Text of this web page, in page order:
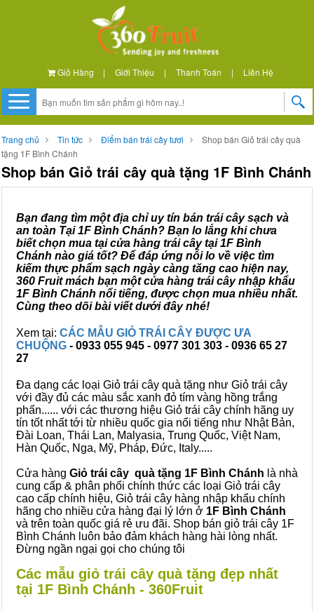
Giỏ Hàng | Giới Thiệu | Thanh Toán | Liên Hệ
Trang chủ Tin tức Điểm bán trái cây tươi
Shop bán Giỏ trái cây quà
tặng 1F Bình Chánh
Shop bán Giỏ trái cây quà tặng 1F Bình Chánh
Bạn đang tìm một địa chỉ uy tín bán trái cây sạch và
an toàn Tại 1F Bình Chánh? Bạn lo lắng khi chưa
biết chọn mua tại cửa hàng trái cây tại 1F Bình
Chánh nào giá tốt? Để đáp ứng nỗi lo về việc tìm
kiếm thực phẩm sạch ngày càng tăng cao hiện nay,
360 Fruit mách bạn một cửa hàng trái cây nhập khẩu
1F Bình Chánh nổi tiếng, được chọn mua nhiều nhất.
Cùng theo dõi bài viết dưới đây nhé!
Xem tại: CÁC MẪU GIỎ TRÁI CÂY ĐƯỢC ƯA
CHUỘNG - 0933 055 945 - 0977 301 303 - 0936 65 27
27
Đa dạng các loại Giỏ trái cây quà tặng như Giỏ trái cây
với đầy đủ các màu sắc xanh đỏ tím vàng hồng trắng
phấn...... với các thương hiệu Giỏ trái cây chính hãng uy
tín tốt nhất tới từ nhiều quốc gia nổi tiếng như Nhật Bản,
Đài Loan, Thái Lan, Malyasia, Trung Quốc, Việt Nam,
Hàn Quốc, Nga, Mỹ, Pháp, Đức, Italy.....
Cửa hàng Giỏ trái cây quà tặng 1F Bình Chánh là nhà
cung cấp & phân phối chính thức các loại Giỏ trái cây
cao cấp chính hiệu, Giỏ trái cây hàng nhập khẩu chính
hãng cho nhiều cửa hàng đại lý lớn ở 1F Bình Chánh
và trên toàn quốc giá rẻ ưu đãi. Shop bán giỏ trái cây 1F
Bình Chánh luôn bảo đảm khách hàng hài lòng nhất.
Đừng ngần ngại gọi cho chúng tôi
Các mẫu giỏ trái cây quà tặng đẹp nhất
tại 1F Bình Chánh - 360Fruit